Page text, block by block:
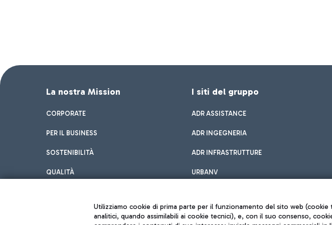
La nostra Mission
CORPORATE
PER IL BUSINESS
SOSTENIBILITÀ
QUALITÀ
I siti del gruppo
ADR ASSISTANCE
ADR INGEGNERIA
ADR INFRASTRUTTURE
URBANV
Utilizziamo cookie di prima parte per il funzionamento del sito web
analitici, quando assimilabili ai cookie tecnici), e, con il suo consenso,